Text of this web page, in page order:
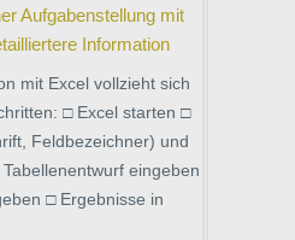
Aufgabenstellung mit
Information
mit Excel vollzieht sich
□ Excel starten □
Feldbezeichner) und
eingeben
□ Ergebnisse in